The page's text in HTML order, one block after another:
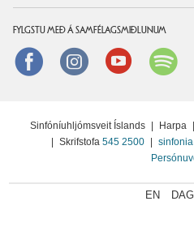
FYLGSTU MEÐ Á SAMFÉLAGSMIÐLUNUM
FacebookinstagramYoutube
Sinfóníuhljómsveit Íslands Harpa
Skrifstofa 545 2500
EN